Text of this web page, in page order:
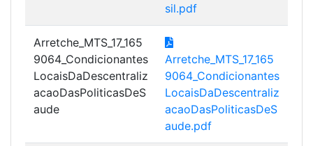
sil.pdf
Arretche_MTS_17_165
9064_Condicionantes
LocaisDaDescentraliz
acaoDasPoliticasDeS
aude
Arretche_MTS_17_165
9064_Condicionantes
LocaisDaDescentraliz
acaoDasPoliticasDeS
aude.pdf